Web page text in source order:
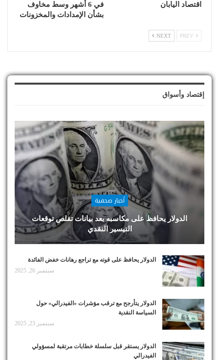
اقتصاد اليابان
في 6 أشهر وسط مخاوف
بشأن الإمدادات والمخزونات
NEXT
إقتصاد وأسواق
أخبار صحفية
الدولار يحافظ على مكاسبه بعد بيانات تقلص توقعات
التيسير النقدي
الدولار يحافظ على قوته مع تراجع رهانات خفض الفائدة
سبتمبر 26, 2025
الدولار يتأرجح مع ترقب مؤشرات «الفيدرالي» حول
السياسة النقدية
سبتمبر 23, 2025
الدولار يستقر قبل سلسلة خطابات مرتقبة لمسؤولي
الفيدرالي